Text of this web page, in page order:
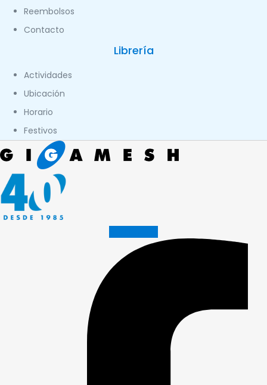
Reembolsos
Contacto
Librería
Actividades
Ubicación
Horario
Festivos